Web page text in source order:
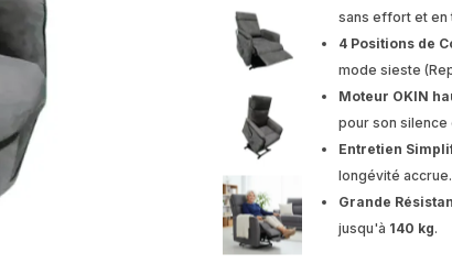
sans effort et en
4 Positions de
mode sieste
Moteur OKIN
pour son silence
Entretien
longévité accrue.
Grande
jusqu'à 140 kg.